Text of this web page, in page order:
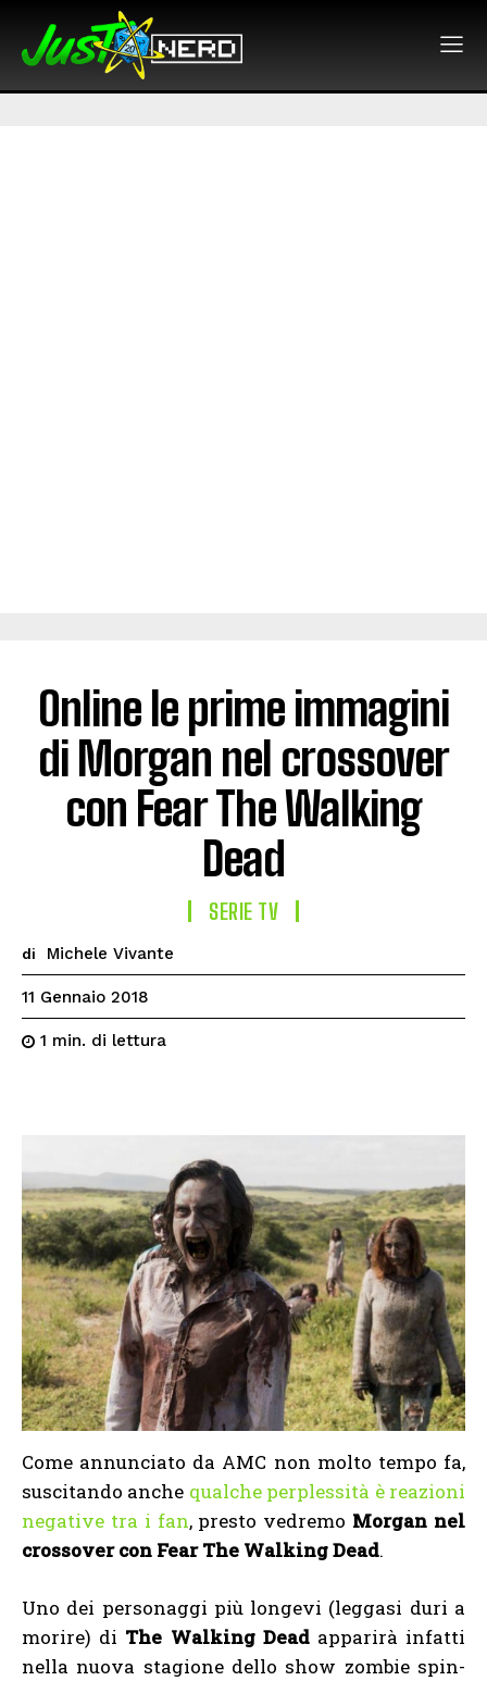
Online le prime immagini
di Morgan nel crossover
con Fear The Walking
Dead
SERIE TV
di Michele Vivante
11 Gennaio 2018
1 min. di lettura
Come annunciato da AMC non molto tempo fa,
suscitando anche qualche perplessità è reazioni
negative tra i fan, presto vedremo Morgan nel
crossover con Fear The Walking Dead.
Uno dei personaggi più longevi (leggasi duri a
morire) di The Walking Deadapparirà infatti
nella nuova stagione dello show zombie spin-